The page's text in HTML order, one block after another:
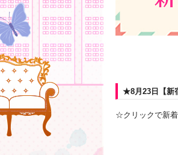
★8月23日【新
☆クリックで新